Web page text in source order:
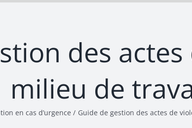
des
milieu de
en cas d’urgence Guide de gestion des actes de